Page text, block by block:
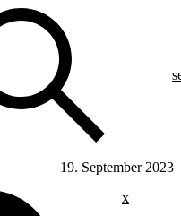
19. September 2023
x